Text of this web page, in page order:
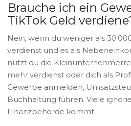
Brauche ich ein
TikTok Geld
Nein, wenn du weniger als
verdienst und es als
nutzt du die
mehr verdienst oder dich als
Gewerbe anmelden,
Buchhaltung führen. Viele
Finanzbehörde kommt.